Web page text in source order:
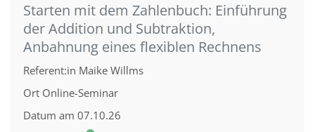
Starten mit dem Zahlenbuch: Einführung
der Addition und Subtraktion,
Anbahnung eines flexiblen Rechnens
Referent:in Maike Willms
Ort Online-Seminar
Datum am 07.10.26